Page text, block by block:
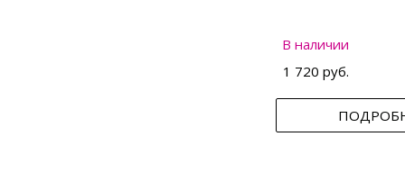
В наличии
1 720 руб.